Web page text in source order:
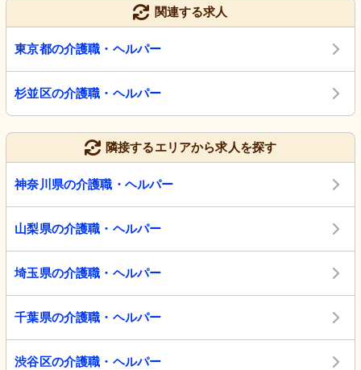
関連する求人
東京都の介護職・ヘルパー
杉並区の介護職・ヘルパー
隣接するエリアから求人を探す
神奈川県の介護職・ヘルパー
山梨県の介護職・ヘルパー
埼玉県の介護職・ヘルパー
千葉県の介護職・ヘルパー
渋谷区の介護職・ヘルパー